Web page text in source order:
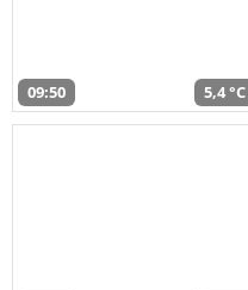
09:50 5,4 °C